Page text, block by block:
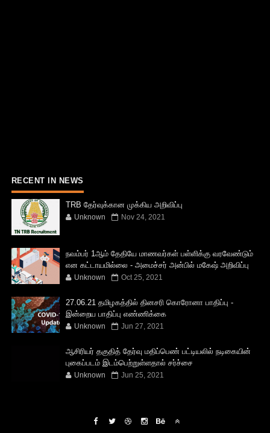
RECENT IN NEWS
TRB தேர்வுக்கான முக்கிய அறிவிப்பு
Unknown Nov 24, 2021
நவம்பர் 1ஆம் தேதியே மாணவர்கள் பள்ளிக்கு வரவேண்டும்
என கட்டாயமில்லை - அமைச்சர் அன்பில் மகேஷ் அறிவிப்பு
Unknown Oct 25, 2021
27.06.21 தமிழகத்தில் தினசரி கொரோனா பாதிப்பு -
இன்றைய பாதிப்பு எண்ணிக்கை
Unknown Jun 27, 2021
ஆசிரியர் தகுதித் தேர்வு மதிப்பெண் பட்டியலில் நடிகையின்
புகைப்படம் இடம்பெற்றுள்ளதால் சர்ச்சை
Unknown Jun 25, 2021